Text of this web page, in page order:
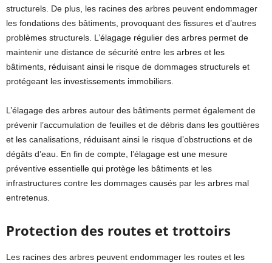
structurels. De plus, les racines des arbres peuvent endommager
les fondations des bâtiments, provoquant des fissures et d’autres
problèmes structurels. L’élagage régulier des arbres permet de
maintenir une distance de sécurité entre les arbres et les
bâtiments, réduisant ainsi le risque de dommages structurels et
protégeant les investissements immobiliers.
L’élagage des arbres autour des bâtiments permet également de
prévenir l’accumulation de feuilles et de débris dans les gouttières
et les canalisations, réduisant ainsi le risque d’obstructions et de
dégâts d’eau. En fin de compte, l’élagage est une mesure
préventive essentielle qui protège les bâtiments et les
infrastructures contre les dommages causés par les arbres mal
entretenus.
Protection des routes et trottoirs
Les racines des arbres peuvent endommager les routes et les